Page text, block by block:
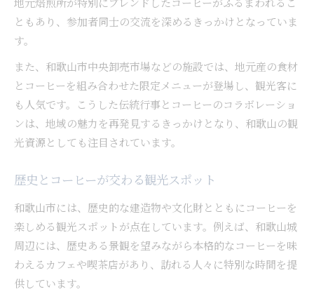
ともあり、参加者同士の交流を深めるきっかけとなっていま
す。
また、和歌山市中央卸売市場などの施設では、地元産の食材
とコーヒーを組み合わせた限定メニューが登場し、観光客に
も人気です。こうした伝統行事とコーヒーのコラボレーショ
ンは、地域の魅力を再発見するきっかけとなり、和歌山の観
光資源としても注目されています。
歴史とコーヒーが交わる観光スポット
和歌山市には、歴史的な建造物や文化財とともにコーヒーを
楽しめる観光スポットが点在しています。例えば、和歌山城
周辺には、歴史ある景観を望みながら本格的なコーヒーを味
わえるカフェや喫茶店があり、訪れる人々に特別な時間を提
供しています。